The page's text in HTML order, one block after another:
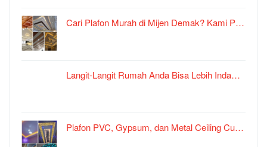
Cari Plafon Murah di Mijen Demak? Kami P…
Langit-Langit Rumah Anda Bisa Lebih Inda…
Plafon PVC, Gypsum, dan Metal Ceiling Cu…